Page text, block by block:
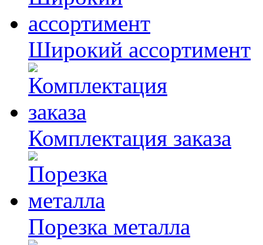
Широкий ассортимент
Комплектация заказа
Порезка металла